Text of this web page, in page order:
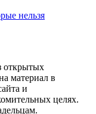
нельзя
открытых
материал в
и
целях.